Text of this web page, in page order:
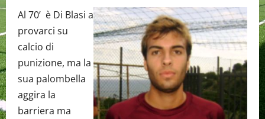
Al 70’ è Di Blasi a
provarci su
calcio di
punizione, ma la
sua palombella
aggira la
barriera ma